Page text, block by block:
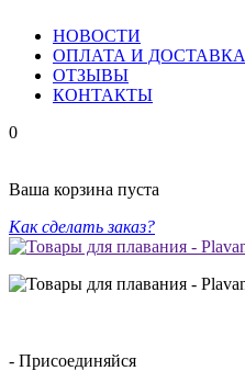
НОВОСТИ
ОПЛАТА И ДОСТАВКА
ОТЗЫВЫ
КОНТАКТЫ
0
Ваша корзина пуста
Как сделать заказ?
- Присоединяйся